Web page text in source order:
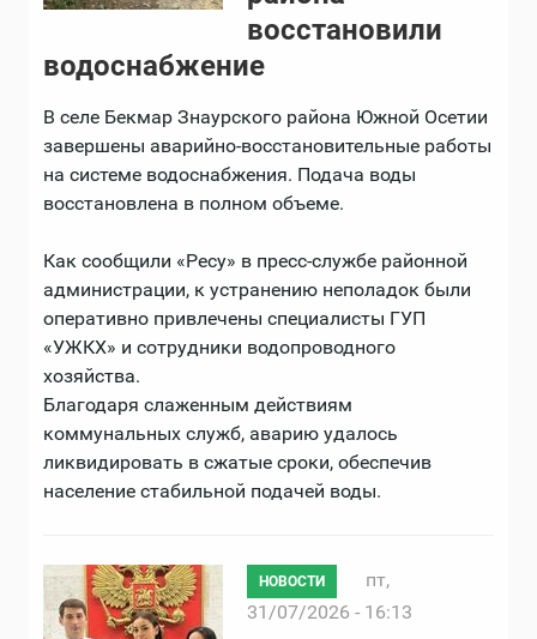
восстановили
водоснабжение
В селе Бекмар Знаурского района Южной Осетии
завершены аварийно-восстановительные работы
на системе водоснабжения. Подача воды
восстановлена в полном объеме.
Как сообщили «Ресу» в пресс-службе районной
администрации, к устранению неполадок были
оперативно привлечены специалисты ГУП
«УЖКХ» и сотрудники водопроводного
хозяйства.
Благодаря слаженным действиям
коммунальных служб, аварию удалось
ликвидировать в сжатые сроки, обеспечив
население стабильной подачей воды.
НОВОСТИ
пт,
31/07/2026 - 16:13